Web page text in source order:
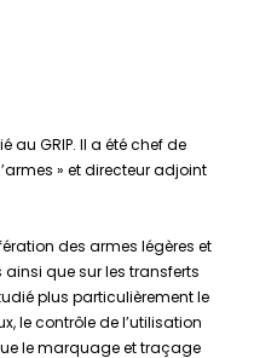
au GRIP. Il a été chef de
» et directeur adjoint
des armes légères et
que sur les transferts
plus particulièrement le
le contrôle de l’utilisation
le marquage et traçage